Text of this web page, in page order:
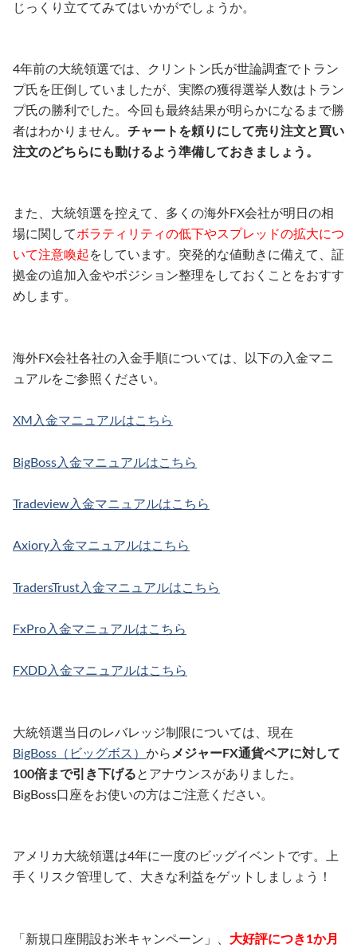
じっくり立ててみてはいかがでしょうか。
4年前の大統領選では、クリントン氏が世論調査でトラン
プ氏を圧倒していましたが、実際の獲得選挙人数はトラン
プ氏の勝利でした。今回も最終結果が明らかになるまで勝
者はわかりません。 チャートを頼りにして売り注文と買い
注文のどちらにも動けるよう準備しておきましょう。
また、大統領選を控えて、多くの海外FX会社が明日の相
場に関してボラティリティの低下やスプレッドの拡大につ
いて注意喚起をしています。突発的な値動きに備えて、証
拠金の追加入金やポジション整理をしておくことをおすす
めします。
海外FX会社各社の入金手順については、以下の入金マニ
ュアルをご参照ください。
XM入金マニュアルはこちら
BigBoss入金マニュアルはこちら
Tradeview入金マニュアルはこちら
Axiory入金マニュアルはこちら
TradersTrust入金マニュアルはこちら
FxPro入金マニュアルはこちら
FXDD入金マニュアルはこちら
大統領選当日のレバレッジ制限については、現在
BigBoss（ビッグボス） から メジャーFX通貨ペアに対して
100倍まで引き下げるとアナウンスがありました。
BigBoss口座をお使いの方はご注意ください。
アメリカ大統領選は4年に一度のビッグイベントです。上
手くリスク管理して、大きな利益をゲットしましょう！
「新規口座開設お米キャンペーン」、 大好評につき1か月